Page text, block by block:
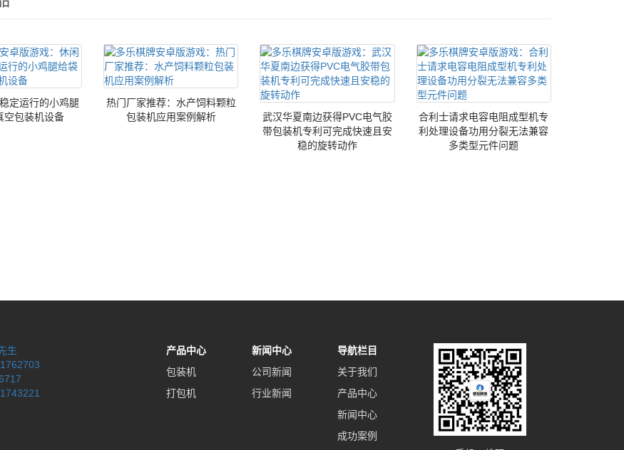
定运行的小鸡腿
空包装机设备
热门厂家推荐：水产饲料颗粒
包装机应用案例解析
武汉华夏南边获得PVC电气胶
带包装机专利可完成快速且安
稳的旋转动作
合利士请求电容电阻成型机专
利处理设备功用分裂无法兼容
多类型元件问题
生
产品中心
包装机
打包机
新闻中心
公司新闻
行业新闻
导航栏目
关于我们
产品中心
新闻中心
成功案例